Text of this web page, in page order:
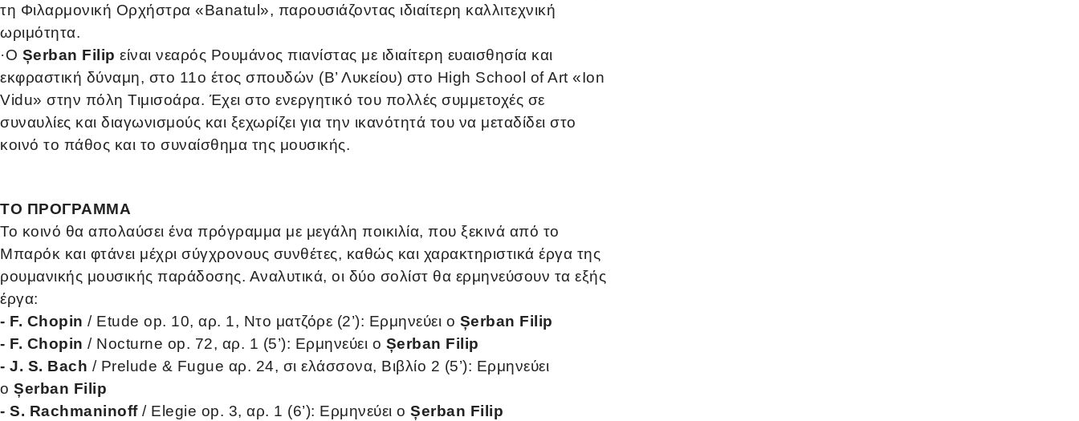
τη Φιλαρμονική Ορχήστρα «Banatul», παρουσιάζοντας ιδιαίτερη καλλιτεχνική
ωριμότητα.
·Ο Șerban Filip είναι νεαρός Ρουμάνος πιανίστας με ιδιαίτερη ευαισθησία και
εκφραστική δύναμη, στο 11ο έτος σπουδών (Β’ Λυκείου) στο High School of Art «Ion
Vidu» στην πόλη Τιμισοάρα. Έχει στο ενεργητικό του πολλές συμμετοχές σε
συναυλίες και διαγωνισμούς και ξεχωρίζει για την ικανότητά του να μεταδίδει στο
κοινό το πάθος και το συναίσθημα της μουσικής.
ΤΟ ΠΡΟΓΡΑΜΜΑ
Το κοινό θα απολαύσει ένα πρόγραμμα με μεγάλη ποικιλία, που ξεκινά από το
Μπαρόκ και φτάνει μέχρι σύγχρονους συνθέτες, καθώς και χαρακτηριστικά έργα της
ρουμανικής μουσικής παράδοσης. Αναλυτικά, οι δύο σολίστ θα ερμηνεύσουν τα εξής
έργα:
- F. Chopin / Etude op. 10, αρ. 1, Ντο ματζόρε (2’): Ερμηνεύει ο Șerban Filip
- F. Chopin / Nocturne op. 72, αρ. 1 (5’): Ερμηνεύει ο Șerban Filip
- J. S. Bach / Prelude & Fugue αρ. 24, σι ελάσσονα, Βιβλίο 2 (5’): Ερμηνεύει
ο Șerban Filip
- S. Rachmaninoff/ Elegie op. 3, αρ. 1 (6’): Ερμηνεύει ο Șerban Filip